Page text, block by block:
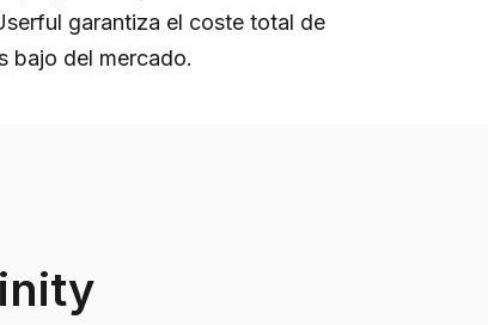
garantiza el coste total de
bajo del mercado.